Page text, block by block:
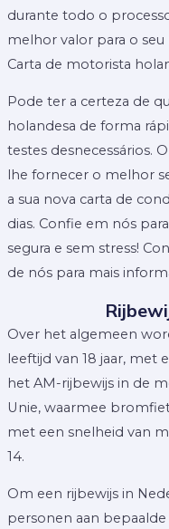
durante todo o
melhor valor para o seu
Carta de motorista
Pode ter a certeza de
holandesa de forma
testes desnecessários.
lhe fornecer o melhor
a sua nova carta de
dias. Confie em nós
segura e sem stress!
de nós para mais
Over het algemeen
leeftijd van 18 jaar, met
het AM-rijbewijs in de
Unie, waarmee
met een snelheid van
14.
Om een rijbewijs in
personen aan